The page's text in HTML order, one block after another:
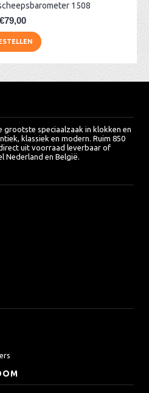
1508
€79,00
grootste speciaalzaak in klokken en
klassiek en modern. Ruim 850
uit voorraad leverbaar of
Nederland en België.